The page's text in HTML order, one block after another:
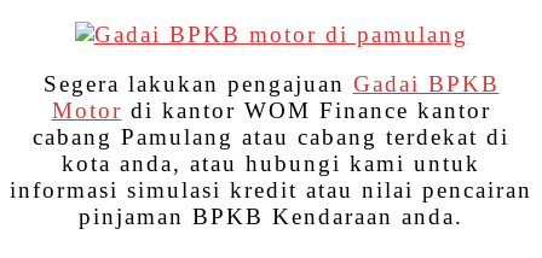
Segera lakukan pengajuan Gadai BPKB
Motor di kantor WOM Finance kantor
cabang Pamulang atau cabang terdekat di
kota anda, atau hubungi kami untuk
informasi simulasi kredit atau nilai pencairan
pinjaman BPKB Kendaraan anda.